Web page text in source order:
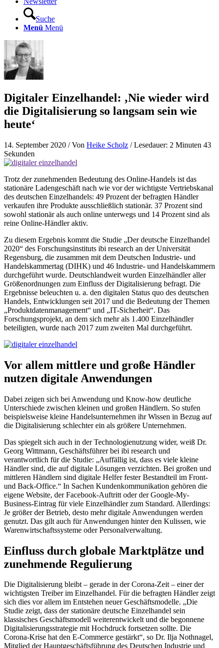
Suche
Menü Menü
Digitaler Einzelhandel: ‚Nie wieder wird
die Digitalisierung so langsam sein wie
heute‘
14. September 2020 / Von Heike Scholz / Lesedauer: 2 Minuten 43
Sekunden
Trotz der zunehmenden Bedeutung des Online-Handels ist das
stationäre Ladengeschäft nach wie vor der wichtigste Vertriebskanal
des deutschen Einzelhandels: 49 Prozent der befragten Händler
verkaufen ihre Produkte ausschließlich stationär. 37 Prozent sind
sowohl stationär als auch online unterwegs und 14 Prozent sind als
reine Online-Händler aktiv.
Zu diesem Ergebnis kommt die Studie „Der deutsche Einzelhandel
2020“ des Forschungsinstituts ibi research an der Universität
Regensburg, die zusammen mit dem Deutschen Industrie- und
Handelskammertag (DIHK) und 46 Industrie- und Handelskammern
durchgeführt wurde. Deutschlandweit wurden Einzelhändler aller
Größenordnungen zum Einfluss der Digitalisie­rung befragt. Die
Ergebnisse beleuchten u. a. den digitalen Status quo des deutschen
Handels, Entwicklungen seit 2017 und die Bedeutung der Themen
„Produktdatenmanage­ment“ und „IT-Sicherheit“. Das
Forschungsprojekt, an dem sich mehr als 1.400 Einzelhändler
beteiligten, wurde nach 2017 zum zweiten Mal durchgeführt.
Vor allem mittlere und große Händler
nutzen digitale Anwendungen
Dabei zeigen sich bei Anwendung und Know-how deutliche
Unterschiede zwischen kleinen und großen Händlern. So stufen
beispielsweise kleine Handelsunternehmen ihr Wissen in Bezug auf
die Digitalisierung schlechter ein als größere Unternehmen.
Das spiegelt sich auch in der Technologienutzung wider, weiß Dr.
Georg Wittmann, Geschäfts­führer bei ibi research und
verantwortlich für die Studie: „Auffällig ist, dass es viele kleine
Händler sind, die auf digitale Lösungen verzichten. Bei großen und
mittleren Händlern sind digitale Helfer fester Bestandteil im Front-
und Back-Office.“ In Sachen Kundenkommunikation gehören die
eigene Website, der Facebook-Auftritt oder der Google-My-
Business-Eintrag für viele Einzelhändler zum Standard. Allerdings:
Je größer der Betrieb, desto mehr digitale Anwendungen werden
genutzt. Das gilt auch für Anwendungen hinter den Kulissen, wie
Warenwirtschaftssysteme oder Personalverwaltung.
Einfluss durch globale Marktplätze und
zunehmende Regulierung
Die Digitalisierung bleibt – gerade in der Corona-Zeit – einer der
wichtigsten Treiber im Einzel­handel. Für die befragten Händler zeigt
sich dies vor allem im Entstehen neuer Geschäfts­modelle. „Die
Studie zeigt, dass der stationäre deutsche Einzelhandel sein
klassisches Geschäftsmodell weiterentwickelt und die begonnene
Digitalisierungsstrategie mit Hochdruck fortsetzen sollte. Die
Corona-Krise hat den E-Commerce gestärkt“, so Dr. Ilja Nothnagel,
Mit­glied der Hauptgeschäftsführung des Deutschen Industrie und